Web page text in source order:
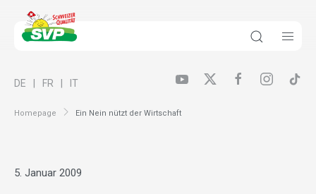
Homepage Ein Nein nützt der Wirtschaft
DE FR IT
5. Januar 2009